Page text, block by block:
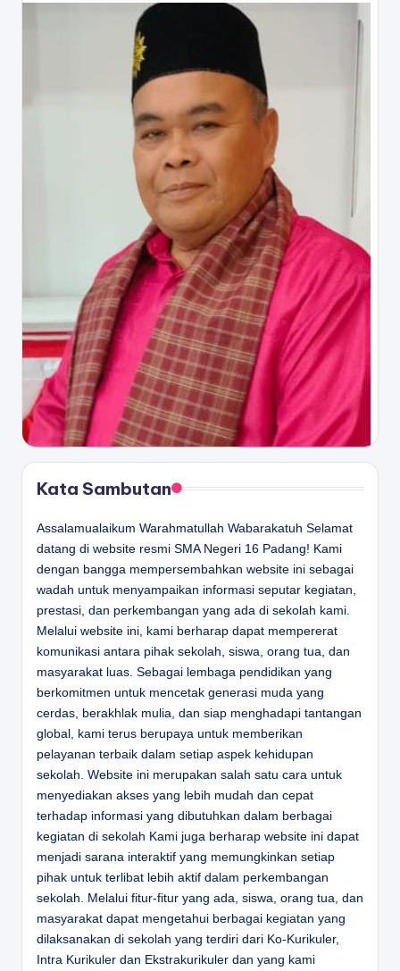
Kata Sambutan
Assalamualaikum Warahmatullah Wabarakatuh Selamat
datang di website resmi SMA Negeri 16 Padang! Kami
dengan bangga mempersembahkan website ini sebagai
wadah untuk menyampaikan informasi seputar kegiatan,
prestasi, dan perkembangan yang ada di sekolah kami.
Melalui website ini, kami berharap dapat mempererat
komunikasi antara pihak sekolah, siswa, orang tua, dan
masyarakat luas. Sebagai lembaga pendidikan yang
berkomitmen untuk mencetak generasi muda yang
cerdas, berakhlak mulia, dan siap menghadapi tantangan
global, kami terus berupaya untuk memberikan
pelayanan terbaik dalam setiap aspek kehidupan
sekolah. Website ini merupakan salah satu cara untuk
menyediakan akses yang lebih mudah dan cepat
terhadap informasi yang dibutuhkan dalam berbagai
kegiatan di sekolah Kami juga berharap website ini dapat
menjadi sarana interaktif yang memungkinkan setiap
pihak untuk terlibat lebih aktif dalam perkembangan
sekolah. Melalui fitur-fitur yang ada, siswa, orang tua, dan
masyarakat dapat mengetahui berbagai kegiatan yang
dilaksanakan di sekolah yang terdiri dari Ko-Kurikuler,
Intra Kurikuler dan Ekstrakurikuler dan yang kami